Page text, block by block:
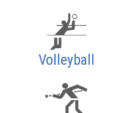
Volleyball